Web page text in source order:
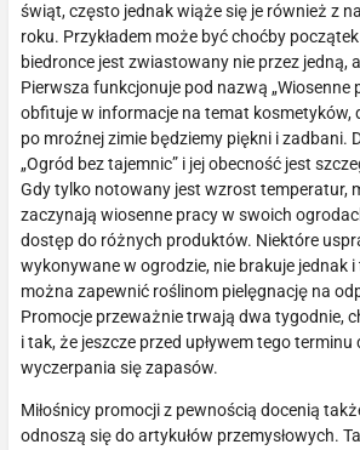
świąt, często jednak wiąże się je również z
roku. Przykładem może być choćby
biedronce jest zwiastowany nie przez jedną,
Pierwsza funkcjonuje pod nazwą „Wiosenne
obfituje w informacje na temat kosmetyków,
po mroźnej zimie będziemy piękni i zadbani.
„Ogród bez tajemnic” i jej obecność jest
Gdy tylko notowany jest wzrost temperatur,
zaczynają wiosenne pracy w swoich
dostęp do różnych produktów. Niektóre
wykonywane w ogrodzie, nie brakuje jednak
można zapewnić roślinom pielęgnację na
Promocje przeważnie trwają dwa tygodnie,
i tak, że jeszcze przed upływem tego terminu
wyczerpania się zapasów.
Miłośnicy promocji z pewnością docenią
odnoszą się do artykułów przemysłowych.